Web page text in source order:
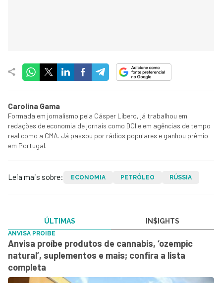
Carolina Gama
Formada em jornalismo pela Cásper Líbero, já trabalhou em
redações de economia de jornais como DCI e em agências de tempo
real como a CMA. Já passou por rádios populares e ganhou prêmio
em Portugal.
Leia mais sobre: ECONOMIA PETRÓLEO RÚSSIA
ÚLTIMAS IN$IGHTS
ANVISA PROIBE
Anvisa proíbe produtos de cannabis, ‘ozempic
natural’, suplementos e mais; confira a lista
completa